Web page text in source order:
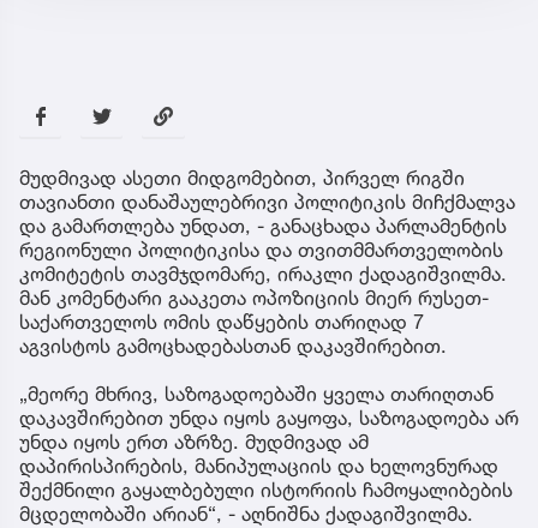
მუდმივად ასეთი მიდგომებით, პირველ რიგში
თავიანთი დანაშაულებრივი პოლიტიკის მიჩქმალვა
და გამართლება უნდათ, - განაცხადა პარლამენტის
რეგიონული პოლიტიკისა და თვითმმართველობის
კომიტეტის თავმჯდომარე, ირაკლი ქადაგიშვილმა.
მან კომენტარი გააკეთა ოპოზიციის მიერ რუსეთ-
საქართველოს ომის დაწყების თარიღად 7
აგვისტოს გამოცხადებასთან დაკავშირებით.
„მეორე მხრივ, საზოგადოებაში ყველა თარიღთან
დაკავშირებით უნდა იყოს გაყოფა, საზოგადოება არ
უნდა იყოს ერთ აზრზე. მუდმივად ამ
დაპირისპირების, მანიპულაციის და ხელოვნურად
შექმნილი გაყალბებული ისტორიის ჩამოყალიბების
მცდელობაში არიან“, - აღნიშნა ქადაგიშვილმა.